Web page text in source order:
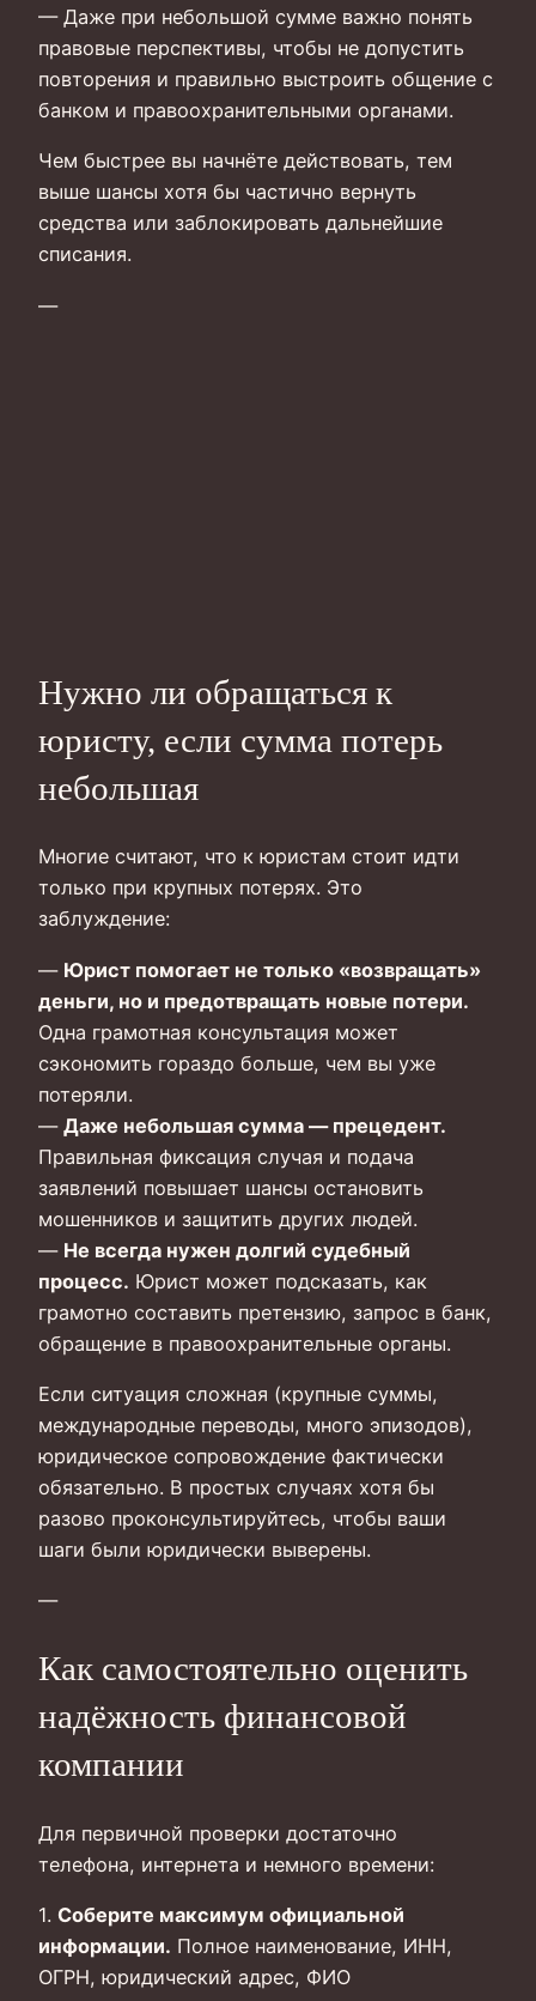
— Даже при небольшой сумме важно понять
правовые перспективы, чтобы не допустить
повторения и правильно выстроить общение с
банком и правоохранительными органами.
Чем быстрее вы начнёте действовать, тем
выше шансы хотя бы частично вернуть
средства или заблокировать дальнейшие
списания.
—
Нужно ли обращаться к
юристу, если сумма потерь
небольшая
Многие считают, что к юристам стоит идти
только при крупных потерях. Это
заблуждение:
— Юрист помогает не только «возвращать»
деньги, но и предотвращать новые потери.
Одна грамотная консультация может
сэкономить гораздо больше, чем вы уже
потеряли.
— Даже небольшая сумма — прецедент.
Правильная фиксация случая и подача
заявлений повышает шансы остановить
мошенников и защитить других людей.
— Не всегда нужен долгий судебный
процесс. Юрист может подсказать, как
грамотно составить претензию, запрос в банк,
обращение в правоохранительные органы.
Если ситуация сложная (крупные суммы,
международные переводы, много эпизодов),
юридическое сопровождение фактически
обязательно. В простых случаях хотя бы
разово проконсультируйтесь, чтобы ваши
шаги были юридически выверены.
—
Как самостоятельно оценить
надёжность финансовой
компании
Для первичной проверки достаточно
телефона, интернета и немного времени:
1. Соберите максимум официальной
информации. Полное наименование, ИНН,
ОГРН, юридический адрес, ФИО